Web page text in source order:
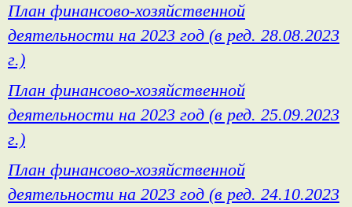
План финансово-хозяйственной
деятельности на 2023 год (в ред. 28.08.2023
г.)
План финансово-хозяйственной
деятельности на 2023 год (в ред. 25.09.2023
г.)
План финансово-хозяйственной
деятельности на 2023 год (в ред. 24.10.2023